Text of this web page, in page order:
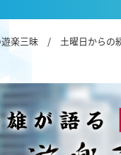
楽三昧 / 土曜日からの続